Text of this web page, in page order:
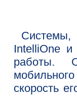
IntelliOne
работы.
скорость